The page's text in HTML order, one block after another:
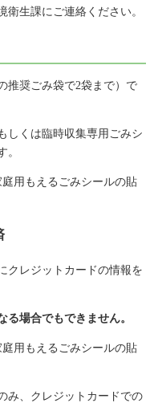
生課にご連絡ください。
推奨ごみ袋で2袋まで）で
しくは臨時収集専用ごみシ
。
用もえるごみシールの貼
クレジットカードの情報を
場合でもできません。
用もえるごみシールの貼
、クレジットカードでの